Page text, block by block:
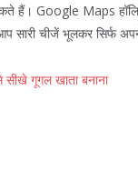
हैं। Google Maps
सारी चीजें भूलकर सिर्फ
गूगल खाता बनाना